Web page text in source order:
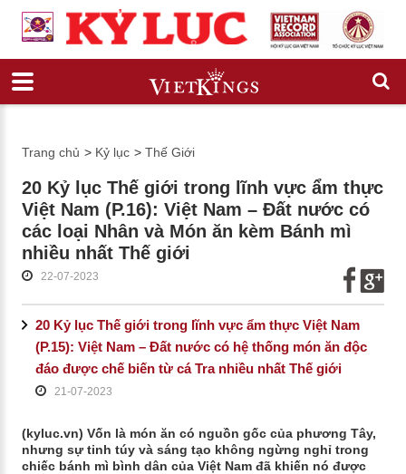
Trang chủ > Kỷ lục > Thế Giới
20 Kỷ lục Thế giới trong lĩnh vực ẩm thực
Việt Nam (P.16): Việt Nam – Đất nước có
các loại Nhân và Món ăn kèm Bánh mì
nhiều nhất Thế giới
22-07-2023
20 Kỷ lục Thế giới trong lĩnh vực ẩm thực Việt Nam
(P.15): Việt Nam – Đất nước có hệ thống món ăn độc
đáo được chế biến từ cá Tra nhiều nhất Thế giới
21-07-2023
(kyluc.vn) Vốn là món ăn có nguồn gốc của phương Tây,
nhưng sự tinh túy và sáng tạo không ngừng nghỉ trong
chiếc bánh mì bình dân của Việt Nam đã khiến nó được